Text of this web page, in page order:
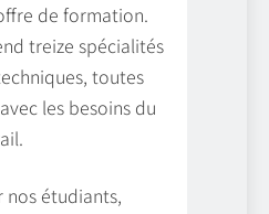
de formation.
treize spécialités
toutes
les besoins du
nos étudiants,